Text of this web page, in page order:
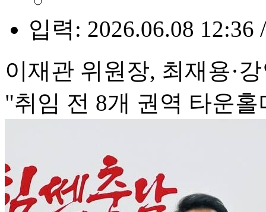
입력: 2026.06.08 12:36
이재관 위원장, 최재용·
"취임 전 8개 권역 타운